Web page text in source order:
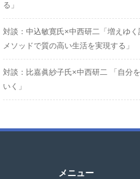
る」
対談：中込敏寛氏×中西研二「増えゆ
メソッドで質の高い生活を実現する」
対談：比嘉眞紗子氏×中西研二 「自分
いく」
メニュー